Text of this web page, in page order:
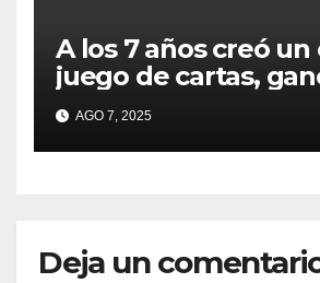
A los 7 años creó un
juego de cartas,
millones y ahora
idea para cumplir su
AGO 7, 2025
Deja un